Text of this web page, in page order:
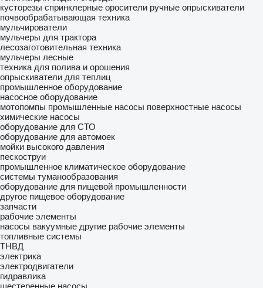
кусторезы спринклерные оросители ручные опрыскиватели
почвообрабатывающая техника
мульчирователи
мульчеры для трактора
лесозаготовительная техника
мульчеры лесные
техника для полива и орошения
опрыскиватели для теплиц
промышленное оборудование
насосное оборудование
мотопомпы промышленные насосы поверхностные насосы
химические насосы
оборудование для СТО
оборудование для автомоек
мойки высокого давления
пескоструи
промышленное климатическое оборудование
системы туманообразования
оборудование для пищевой промышленности
другое пищевое оборудование
запчасти
рабочие элементы
насосы вакуумные другие рабочие элементы
топливные системы
ТНВД
электрика
электродвигатели
гидравлика
шестеренные насосы